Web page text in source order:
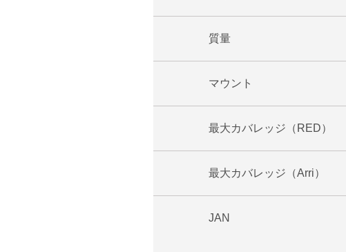
質量
マウント
最大カバレッジ（RED）
最大カバレッジ（Arri）
JAN